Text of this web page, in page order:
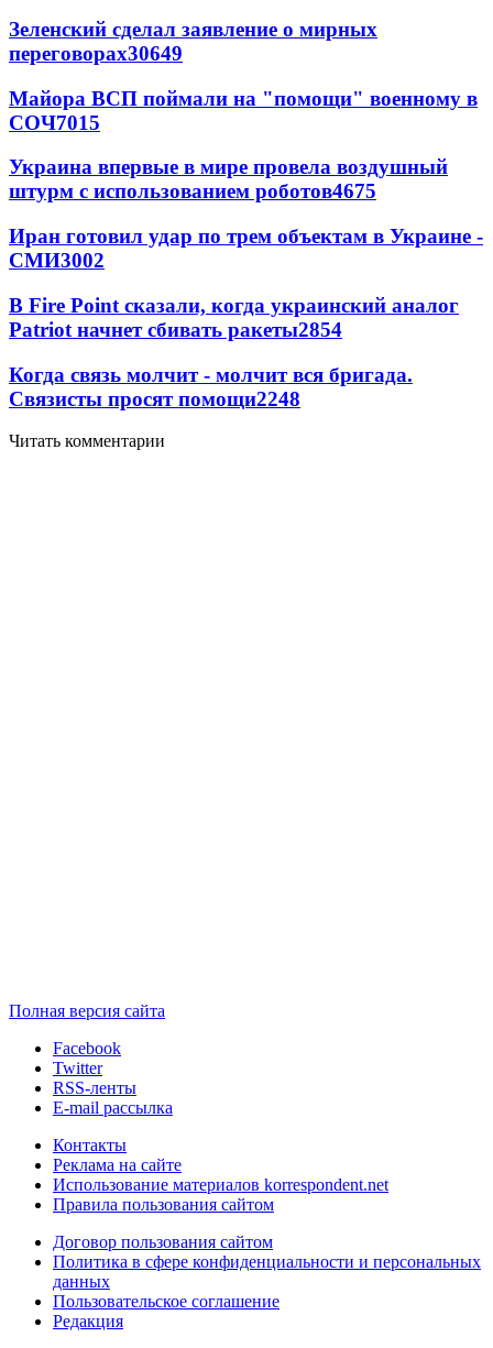
Зеленский сделал заявление о мирных
переговорах30649
Майора ВСП поймали на "помощи" военному в
СОЧ7015
Украина впервые в мире провела воздушный
штурм с использованием роботов4675
Иран готовил удар по трем объектам в Украине -
СМИ3002
В Fire Point сказали, когда украинский аналог
Patriot начнет сбивать ракеты2854
Когда связь молчит - молчит вся бригада.
Связисты просят помощи2248
Читать комментарии
Полная версия сайта
Facebook
Twitter
RSS-ленты
E-mail рассылка
Контакты
Реклама на сайте
Использование материалов korrespondent.net
Правила пользования сайтом
Договор пользования сайтом
Политика в сфере конфиденциальности и персональных
данных
Пользовательское соглашение
Редакция